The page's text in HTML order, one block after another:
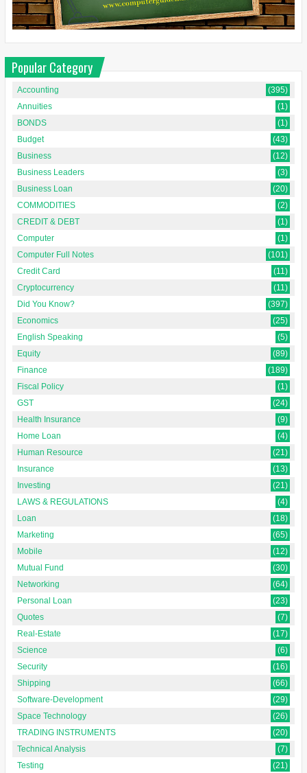
Popular Category
Accounting
(395)
Annuities
(1)
BONDS
(1)
Budget
(43)
Business
(12)
Business Leaders
(3)
Business Loan
(20)
COMMODITIES
(2)
CREDIT & DEBT
(1)
Computer
(1)
Computer Full Notes
(101)
Credit Card
(11)
Cryptocurrency
(11)
Did You Know?
(397)
Economics
(25)
English Speaking
(5)
Equity
(89)
Finance
(189)
Fiscal Policy
(1)
GST
(24)
Health Insurance
(9)
Home Loan
(4)
Human Resource
(21)
Insurance
(13)
Investing
(21)
LAWS & REGULATIONS
(4)
Loan
(18)
Marketing
(65)
Mobile
(12)
Mutual Fund
(30)
Networking
(64)
Personal Loan
(23)
Quotes
(7)
Real-Estate
(17)
Science
(6)
Security
(16)
Shipping
(66)
Software-Development
(29)
Space Technology
(26)
TRADING INSTRUMENTS
(20)
Technical Analysis
(7)
Testing
(21)